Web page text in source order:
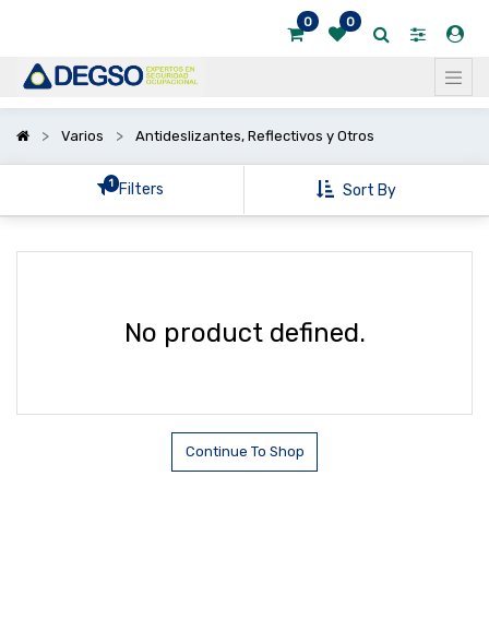
0 0
Varios Antideslizantes, Reflectivos y Otros
1 Filters Sort By
opciones
No product defined.
Continue To Shop